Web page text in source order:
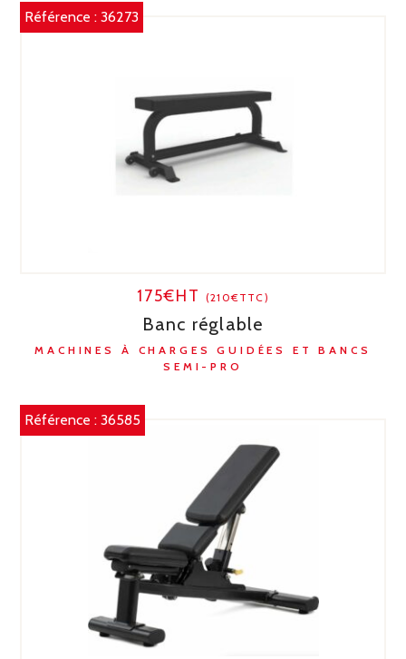
Référence :36273
175€HT(210€TTC)
Banc réglable
MACHINES À CHARGES GUIDÉES ET BANCS
SEMI-PRO
Référence :36585